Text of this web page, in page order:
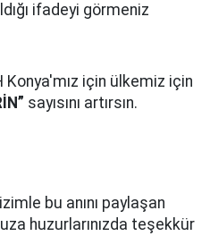
ifadeyi görmeniz
Konya'mız için ülkemiz için
sayısını artırsın.
bu anını paylaşan
huzurlarınızda teşekkür